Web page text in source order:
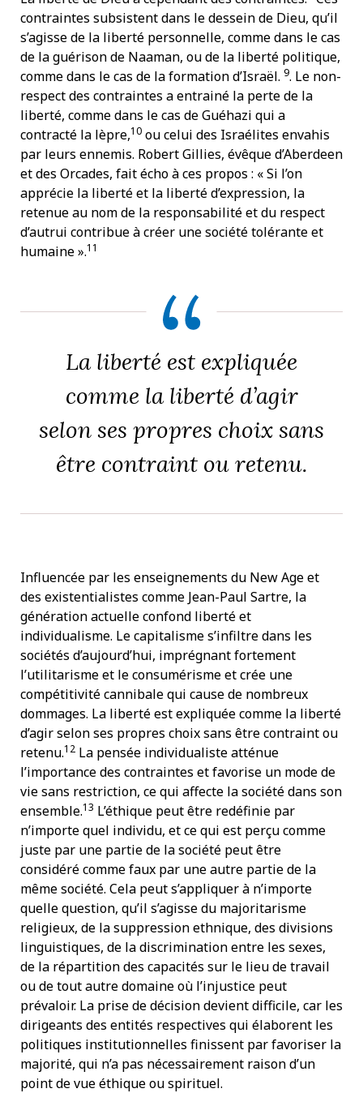
contraintes subsistent dans le dessein de Dieu, qu’il
s’agisse de la liberté personnelle, comme dans le cas
de la guérison de Naaman, ou de la liberté politique,
comme dans le cas de la formation d’Israël. 9. Le non-
respect des contraintes a entrainé la perte de la
liberté, comme dans le cas de Guéhazi qui a
contracté la lèpre,10 ou celui des Israélites envahis
par leurs ennemis. Robert Gillies, évêque d’Aberdeen
et des Orcades, fait écho à ces propos : « Si l’on
apprécie la liberté et la liberté d’expression, la
retenue au nom de la responsabilité et du respect
d’autrui contribue à créer une société tolérante et
humaine ».11
La liberté est expliquée
comme la liberté d’agir
selon ses propres choix sans
être contraint ou retenu.
Influencée par les enseignements du New Age et
des existentialistes comme Jean-Paul Sartre, la
génération actuelle confond liberté et
individualisme. Le capitalisme s’infiltre dans les
sociétés d’aujourd’hui, imprégnant fortement
l’utilitarisme et le consumérisme et crée une
compétitivité cannibale qui cause de nombreux
dommages. La liberté est expliquée comme la liberté
d’agir selon ses propres choix sans être contraint ou
retenu.12 La pensée individualiste atténue
l’importance des contraintes et favorise un mode de
vie sans restriction, ce qui affecte la société dans son
ensemble.13 L’éthique peut être redéfinie par
n’importe quel individu, et ce qui est perçu comme
juste par une partie de la société peut être
considéré comme faux par une autre partie de la
même société. Cela peut s’appliquer à n’importe
quelle question, qu’il s’agisse du majoritarisme
religieux, de la suppression ethnique, des divisions
linguistiques, de la discrimination entre les sexes,
de la répartition des capacités sur le lieu de travail
ou de tout autre domaine où l’injustice peut
prévaloir. La prise de décision devient difficile, car les
dirigeants des entités respectives qui élaborent les
politiques institutionnelles finissent par favoriser la
majorité, qui n’a pas nécessairement raison d’un
point de vue éthique ou spirituel.